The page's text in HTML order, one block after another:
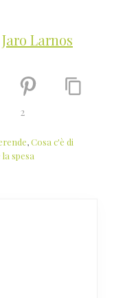
Jaro Larnos
2
,Cosa c'è di
spesa